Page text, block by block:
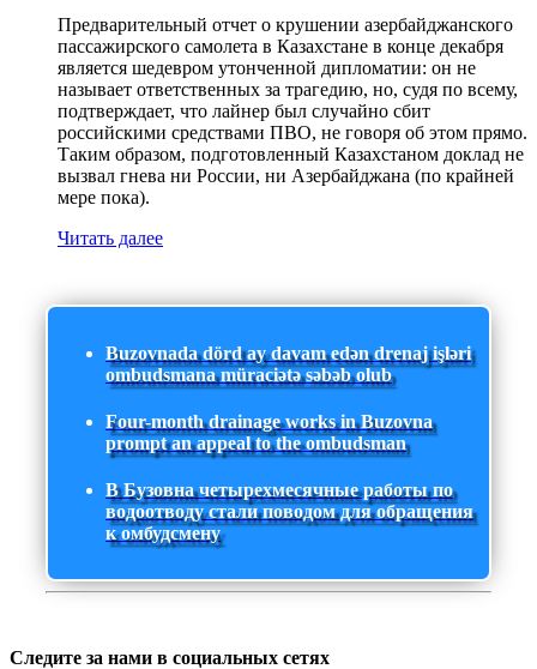
Предварительный отчет о крушении азербайджанского
пассажирского самолета в Казахстане в конце декабря
является шедевром утонченной дипломатии: он не
называет ответственных за трагедию, но, судя по всему,
подтверждает, что лайнер был случайно сбит
российскими средствами ПВО, не говоря об этом прямо.
Таким образом, подготовленный Казахстаном доклад не
вызвал гнева ни России, ни Азербайджана (по крайней
мере пока).
Читать далее
Buzovnada dörd ay davam edən drenaj işləri
ombudsmana müraciətə səbəb olub
Four-month drainage works in Buzovna
prompt an appeal to the ombudsman
В Бузовна четырехмесячные работы по
водоотводу стали поводом для обращения
к омбудсмену
Следите за нами в социальных сетях